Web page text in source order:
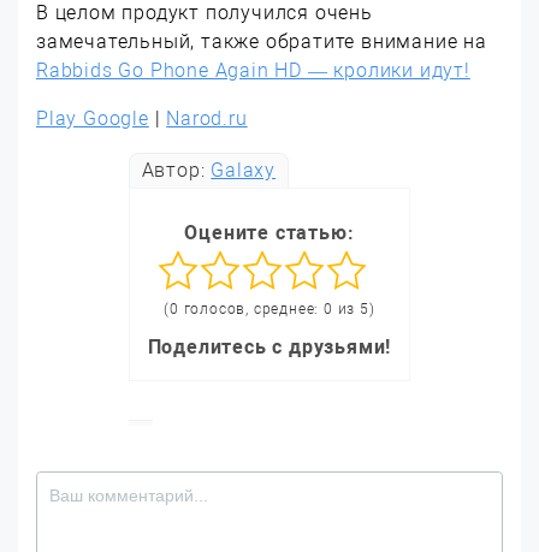
В целом продукт получился очень
замечательный, также обратите внимание на
Rabbids Go Phone Again HD — кролики идут!
Play Google Narod.ru
Автор: Galaxy
Оцените статью:
(0 голосов, среднее: 0 из 5)
Поделитесь с друзьями!